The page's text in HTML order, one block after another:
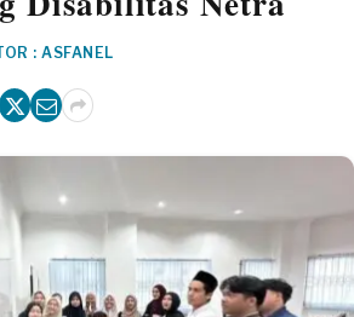
: ASFANEL